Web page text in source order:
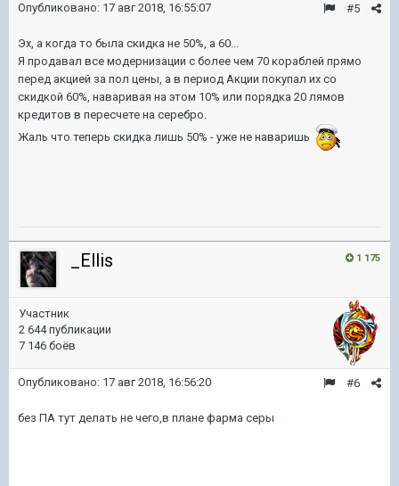
#5
Опубликовано: 17 авг 2018, 16:55:07
Эх, а когда то была скидка не 50%, а 60...
Я продавал все модернизации с более чем 70 кораблей прямо
перед акцией за пол цены, а в период Акции покупал их со
скидкой 60%, наваривая на этом 10% или порядка 20 лямов
кредитов в пересчете на серебро.
Жаль что теперь скидка лишь 50% - уже не наваришь
1 175
_Ellis
Участник
2 644 публикации
7 146 боёв
#6
Опубликовано: 17 авг 2018, 16:56:20
без ПА тут делать не чего,в плане фарма серы